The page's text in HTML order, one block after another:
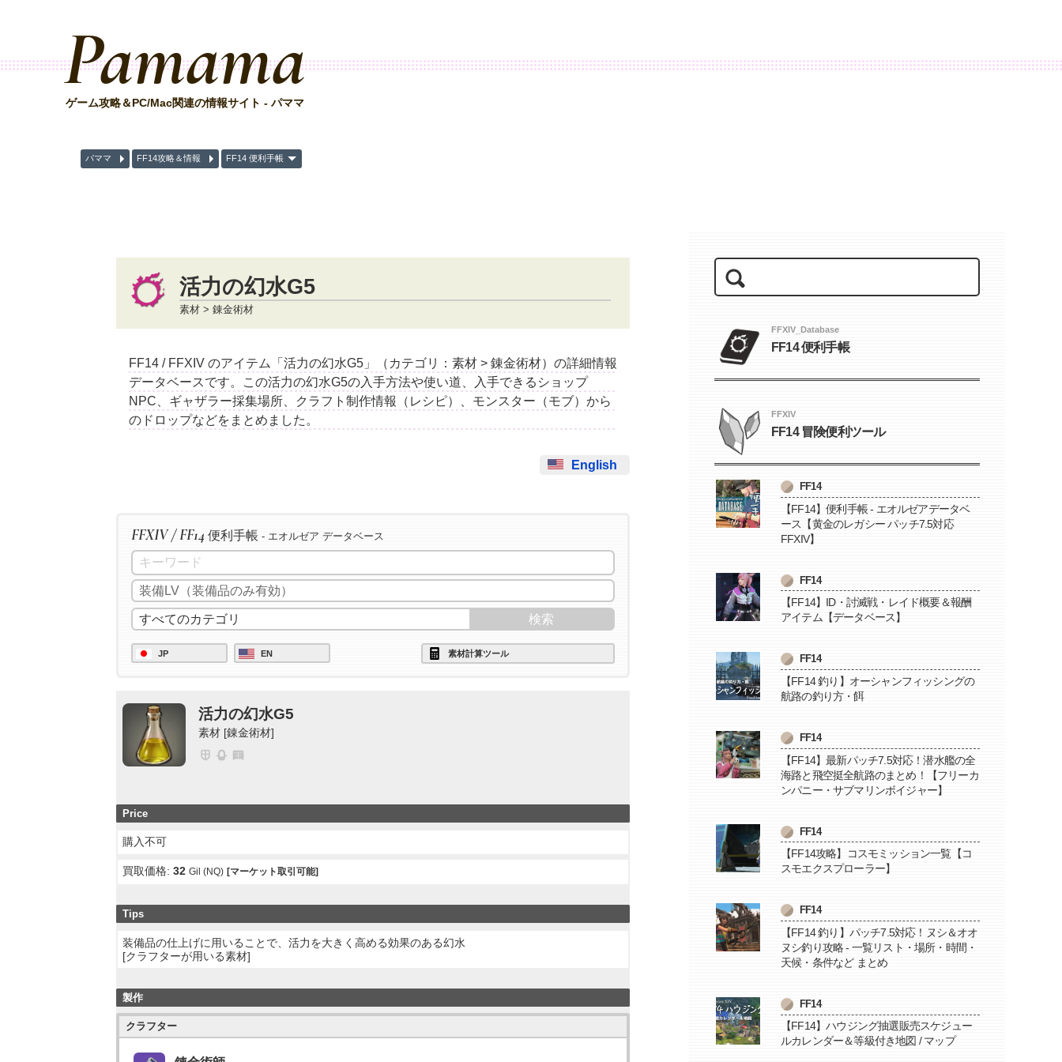
Pamama
ゲーム攻略＆PC/Mac関連の情報サイト - パママ
パママ FF14攻略＆情報 FF14 便利手帳
活力の幻水G5
素材 > 錬金術材
FF14 / FFXIV のアイテム「活力の幻水G5」（カテゴリ：素材 > 錬金術材）の詳細情報
データベースです。この活力の幻水G5の入手方法や使い道、入手できるショップ
NPC、ギャザラー採集場所、クラフト制作情報（レシピ）、モンスター（モブ）から
のドロップなどをまとめました。
English
FFXIV / FF14 便利手帳 - エオルゼア データベース
JP EN 素材計算ツール
活力の幻水G5
素材 [錬金術材]
Price
購入不可
買取価格:32 Gil (NQ) [マーケット取引可能]
Tips
装備品の仕上げに用いることで、活力を大きく高める効果のある幻水
[クラフターが用いる素材]
製作
クラフター
FFXIV_Database
FF14 便利手帳
FFXIV
FF14 冒険便利ツール
FF14
【FF14】便利手帳 - エオルゼアデータベ
ース【黄金のレガシー パッチ7.5対応
FFXIV】
FF14
【FF14】ID・討滅戦・レイド概要＆報酬
アイテム【データベース】
FF14
【FF14 釣り】オーシャンフィッシングの
航路の釣り方・餌
FF14
【FF14】最新パッチ7.5対応！潜水艦の全
海路と飛空挺全航路のまとめ！【フリーカ
ンパニー・サブマリンボイジャー】
FF14
【FF14攻略】コスモミッション一覧【コ
スモエクスプローラー】
FF14
【FF14 釣り】パッチ7.5対応！ヌシ＆オオ
ヌシ釣り攻略 - 一覧リスト・場所・時間・
天候・条件など まとめ
FF14
【FF14】ハウジング抽選販売スケジュー
ルカレンダー＆等級付き地図 / マップ